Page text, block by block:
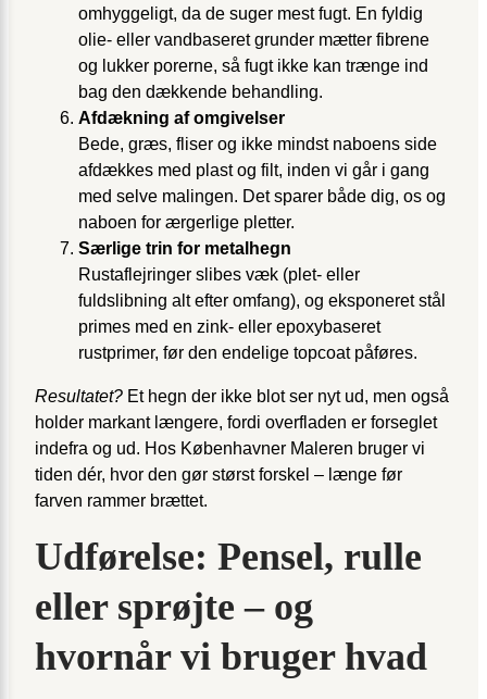
omhyggeligt, da de suger mest fugt. En fyldig
olie- eller vandbaseret grunder mætter fibrene
og lukker porerne, så fugt ikke kan trænge ind
bag den dækkende behandling.
Afdækning af omgivelser
Bede, græs, fliser og ikke mindst naboens side
afdækkes med plast og filt, inden vi går i gang
med selve malingen. Det sparer både dig, os og
naboen for ærgerlige pletter.
Særlige trin for metalhegn
Rustaflejringer slibes væk (plet- eller
fuldslibning alt efter omfang), og eksponeret stål
primes med en zink- eller epoxybaseret
rustprimer, før den endelige topcoat påføres.
Resultatet? Et hegn der ikke blot ser nyt ud, men også
holder markant længere, fordi overfladen er forseglet
indefra og ud. Hos Københavner Maleren bruger vi
tiden dér, hvor den gør størst forskel – længe før
farven rammer brættet.
Udførelse: Pensel, rulle
eller sprøjte – og
hvornår vi bruger hvad